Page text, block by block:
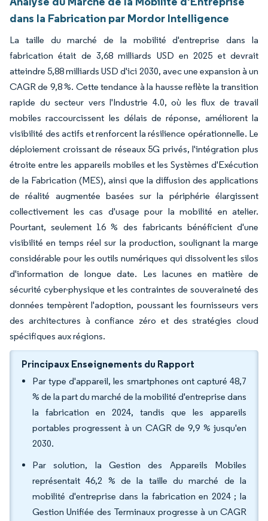
dans la Fabrication par Mordor Intelligence
La taille du marché de la mobilité d'entreprise dans la
fabrication était de 3,68 milliards USD en 2025 et devrait
atteindre 5,88 milliards USD d'ici 2030, avec une expansion à un
CAGR de 9,8 %. Cette tendance à la hausse reflète la transition
rapide du secteur vers l'Industrie 4.0, où les flux de travail
mobiles raccourcissent les délais de réponse, améliorent la
visibilité des actifs et renforcent la résilience opérationnelle. Le
déploiement croissant de réseaux 5G privés, l'intégration plus
étroite entre les appareils mobiles et les Systèmes d'Exécution
de la Fabrication (MES), ainsi que la diffusion des applications
de réalité augmentée basées sur la périphérie élargissent
collectivement les cas d'usage pour la mobilité en atelier.
Pourtant, seulement 16 % des fabricants bénéficient d'une
visibilité en temps réel sur la production, soulignant la marge
considérable pour les outils numériques qui dissolvent les silos
d'information de longue date. Les lacunes en matière de
sécurité cyber-physique et les contraintes de souveraineté des
données tempèrent l'adoption, poussant les fournisseurs vers
des architectures à confiance zéro et des stratégies cloud
spécifiques aux régions.
Principaux Enseignements du Rapport
Par type d'appareil, les smartphones ont capturé 48,7
% de la part du marché de la mobilité d'entreprise dans
la fabrication en 2024, tandis que les appareils
portables progressent à un CAGR de 9,9 % jusqu'en
2030.
Par solution, la Gestion des Appareils Mobiles
représentait 46,2 % de la taille du marché de la
mobilité d'entreprise dans la fabrication en 2024 ; la
Gestion Unifiée des Terminaux progresse à un CAGR